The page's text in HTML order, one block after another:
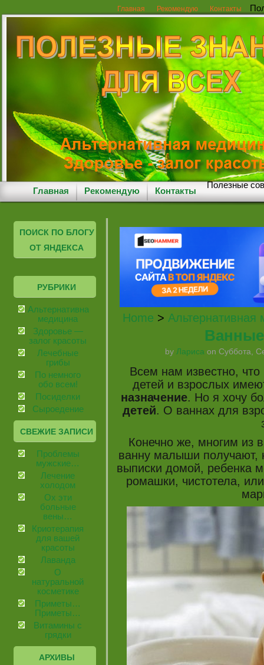
Главная Рекомендую Контакты
Главная Рекомендую Контакты
Полезные
ПОИСК ПО БЛОГУ
ОТ ЯНДЕКСА
РУБРИКИ
Альтернативная
медицина
Здоровье —
залог красоты
Лечебные
грибы
По немного
обо всем!
Посиделки
Сыроедение
СВЕЖИЕ ЗАПИСИ
Проблемы
мужские…
Лечение
холодом
Ох эти
больные
вены…
Криотерапия
для вашей
красоты
Лаванда
О
натуральной
косметике
Приметы…
Приметы…
Витамины с
грядки
АРХИВЫ
Home > Альтернативная
by Лариса on Суббота,
Всем нам известно, что
детей и взрослых
назначение. Но я хочу
детей. О ваннах для
Конечно же, многим из
ванну малыши получают,
выписки домой, ребенка
ромашки, чистотела,